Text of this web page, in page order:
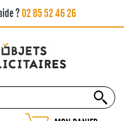
?02 85 52 46 26